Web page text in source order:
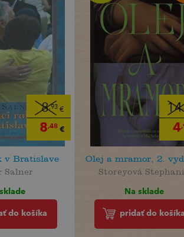
8,93 €
8,48 €
v Bratislave
Salner
do košíka
14
4
Olej a mramor, 2.
Storeyová
Na sklade
pridať do košíka